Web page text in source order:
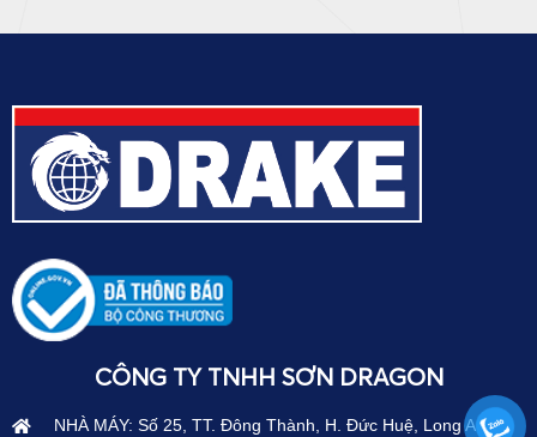
CÔNG TY TNHH SƠN DRAGON
NHÀ MÁY: Số 25, TT. Đông Thành, H. Đức Huệ, Long An